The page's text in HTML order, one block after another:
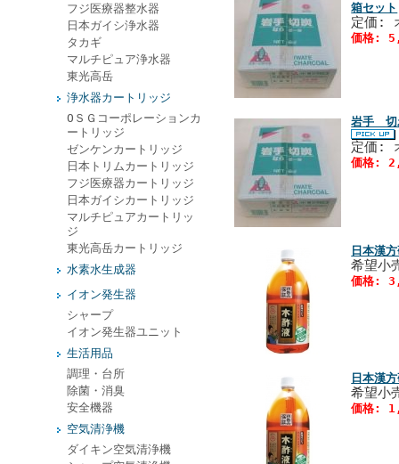
フジ医療器整水器
日本ガイシ浄水器
タカギ
マルチピュア浄水器
東光高岳
浄水器カートリッジ
ОＳＧコーポレーションカ
ートリッジ
ゼンケンカートリッジ
日本トリムカートリッジ
フジ医療器カートリッジ
日本ガイシカートリッジ
マルチピュアカートリッ
ジ
東光高岳カートリッジ
水素水生成器
イオン発生器
シャープ
イオン発生器ユニット
生活用品
調理・台所
除菌・消臭
安全機器
空気清浄機
ダイキン空気清浄機
箱セット
定価:
価格:
岩手 切
定価:
価格:
日本漢
希望
価格:
日本漢
希望
価格: